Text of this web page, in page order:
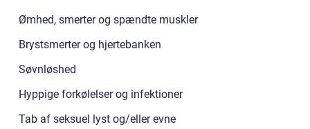
Ømhed, smerter og spændte muskler
Brystsmerter og hjertebanken
Søvnløshed
Hyppige forkølelser og infektioner
Tab af seksuel lyst og/eller evne